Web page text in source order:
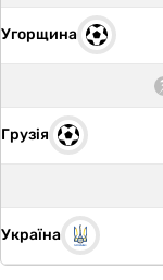
Угорщина
Грузія
Україна